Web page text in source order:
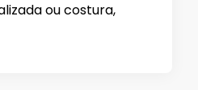
ou costura,